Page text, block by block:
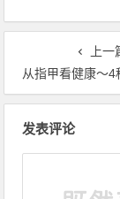
上一
从指甲看健康～4种颜色
发表评论